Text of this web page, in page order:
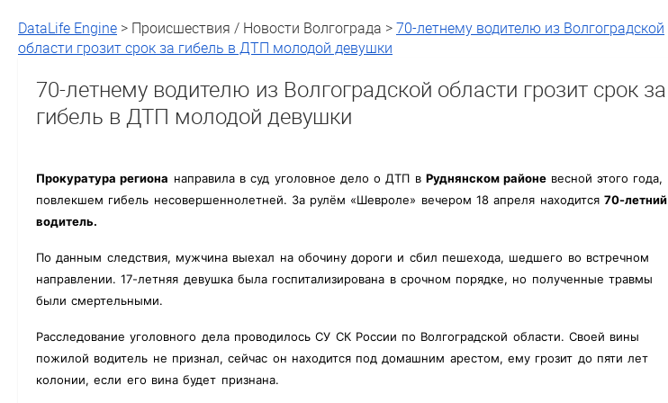
DataLife Engine > Происшествия / Новости Волгограда >70-летнему водителю из Волгоградской
области грозит срок за гибель в ДТП молодой девушки
70-летнему водителю из Волгоградской области грозит срок за
гибель в ДТП молодой девушки
Прокуратура региона направила в суд уголовное дело о ДТП вРуднянском районе весной этого года,
повлекшем гибель несовершеннолетней. За рулём «Шевроле» вечером 18 апреля находится 70-летний
водитель.
По данным следствия, мужчина выехал на обочину дороги и сбил пешехода, шедшего во встречном
направлении. 17-летняя девушка была госпитализирована в срочном порядке, но полученные травмы
были смертельными.
Расследование уголовного дела проводилось СУ СК России по Волгоградской области. Своей вины
пожилой водитель не признал, сейчас он находится под домашним арестом, ему грозит до пяти лет
колонии, если его вина будет признана.